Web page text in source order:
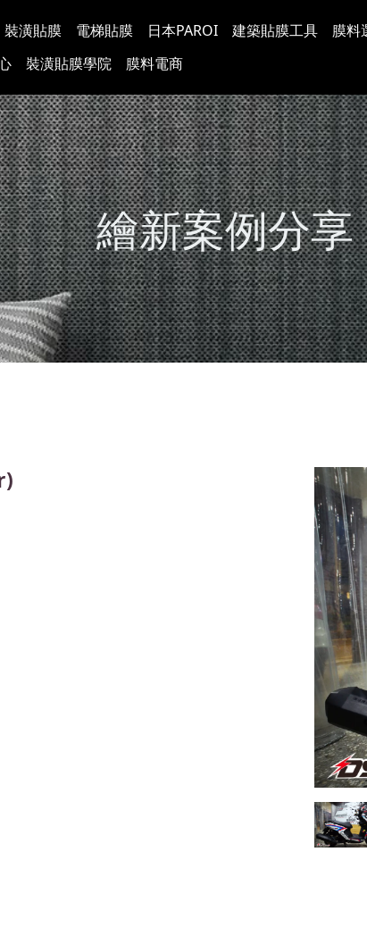
裝潢貼膜 電梯貼膜 日本PAROI 建築貼膜工具 膜料
超
玻
防
塗
裝潢貼膜學院 膜料電商
繪新案例分享